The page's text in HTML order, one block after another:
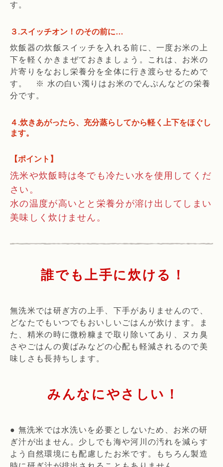
す。
３.スイッチオン！のその前に…
炊飯器の炊飯スイッチを入れる前に、一度お米の上
下を軽くかきまぜておきましょう。これは、お米の
片寄りをなおし栄養分を全体に行き渡らせるためで
す。 ※ 水の白い濁りはお米のでんぷんなどの栄養
分です。
４.炊きあがったら、充分蒸らしてから軽く上下をほぐし
ます。
【ポイント】
洗米や炊飯時は冬でも冷たい水を使用してくだ
さい。
水の温度が高いとと栄養分が溶け出してしまい
美味しく炊けません。
誰でも上手に炊ける！
無洗米では研ぎ方の上手、下手がありませんので、
どなたでもいつでもおいしいごはんが炊けます。ま
た、精米の時に微粉糠まで取り除いてあり、ヌカ臭
さやごはんの黄ばみなどの心配も軽減されるので美
味しさも長持ちします。
みんなにやさしい！
● 無洗米では水洗いを必要としないため、お米の研
ぎ汁が出ません。少しでも海や河川の汚れを減らす
よう自然環境にも配慮したお米です。もちろん製造